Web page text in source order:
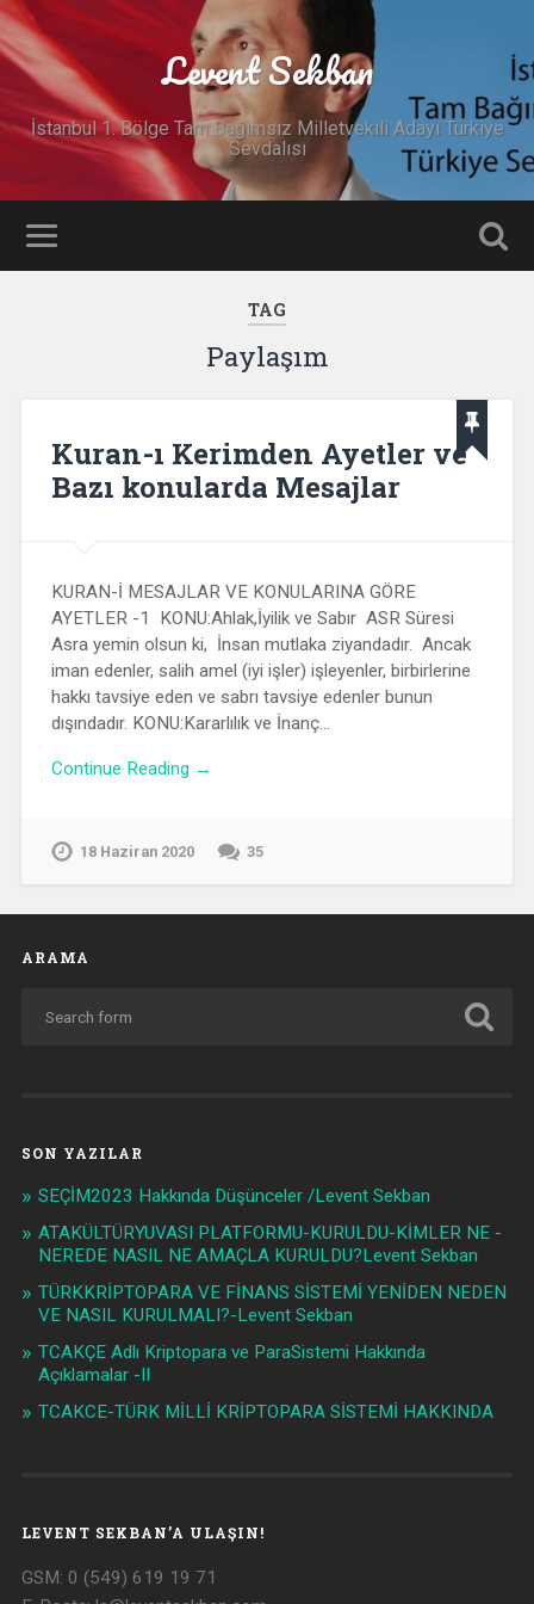
Levent Sekban
İstanbul 1. Bölge Tam Bağımsız Milletvekili Adayı Türkiye
Sevdalısı
TAG
Paylaşım
Kuran-ı Kerimden Ayetler ve
Bazı konularda Mesajlar
KURAN-İ MESAJLAR VE KONULARINA GÖRE
AYETLER -1 KONU:Ahlak,İyilik ve Sabır ASR Süresi
Asra yemin olsun ki, İnsan mutlaka ziyandadır. Ancak
iman edenler, salih amel (iyi işler) işleyenler, birbirlerine
hakkı tavsiye eden ve sabrı tavsiye edenler bunun
dışındadır. KONU:Kararlılık ve İnanç…
Continue Reading →
18 Haziran 2020 35
ARAMA
SON YAZILAR
SEÇİM2023 Hakkında Düşünceler /Levent Sekban
ATAKÜLTÜRYUVASI PLATFORMU-KURULDU-KİMLER NE -
NEREDE NASIL NE AMAÇLA KURULDU?Levent Sekban
TÜRKKRİPTOPARA VE FİNANS SİSTEMİ YENİDEN NEDEN
VE NASIL KURULMALI?-Levent Sekban
TCAKÇE Adlı Kriptopara ve ParaSistemi Hakkında
Açıklamalar -II
TCAKCE-TÜRK MİLLİ KRİPTOPARA SİSTEMİ HAKKINDA
LEVENT SEKBAN’A ULAŞIN!
GSM: 0 (549) 619 19 71